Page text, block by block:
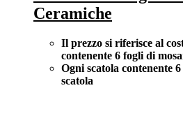
Ceramiche
Il prezzo si riferisce al
contenente 6 fogli di
Ogni scatola contenente
scatola